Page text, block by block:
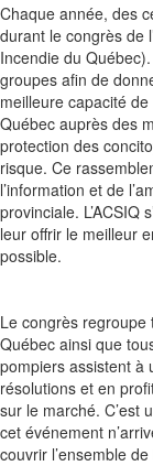
Chaque année, des
durant le congrès de
Incendie du
groupes afin de
meilleure capacité
Québec auprès des
protection des
risque. Ce
l’information et de
provinciale. L’ACSIQ
leur offrir le meilleur
possible.
Le congrès
Québec ainsi que
pompiers assistent à
résolutions et en
sur le marché. C’est
cet événement
couvrir l’ensemble